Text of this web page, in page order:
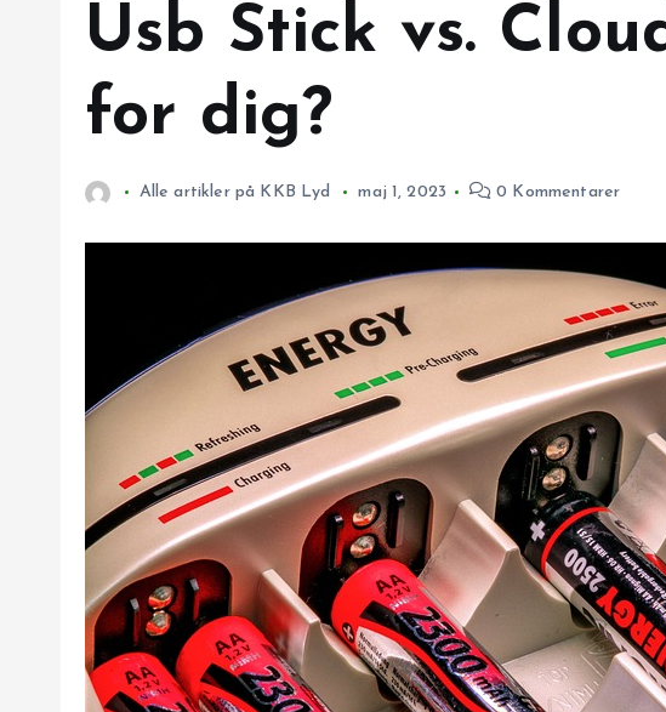
Usb Stick vs.
for dig?
Alle artikler på KKB Lyd maj 1, 2023 0 Kommentarer